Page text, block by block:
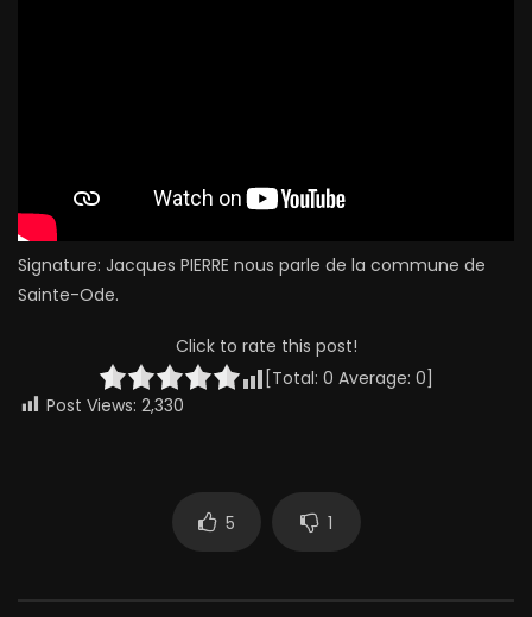
Signature: Jacques PIERRE nous parle de la commune de
Sainte-Ode.
Click to rate this post!
[Total: 0 Average: 0
Post Views: 2,330
5 1